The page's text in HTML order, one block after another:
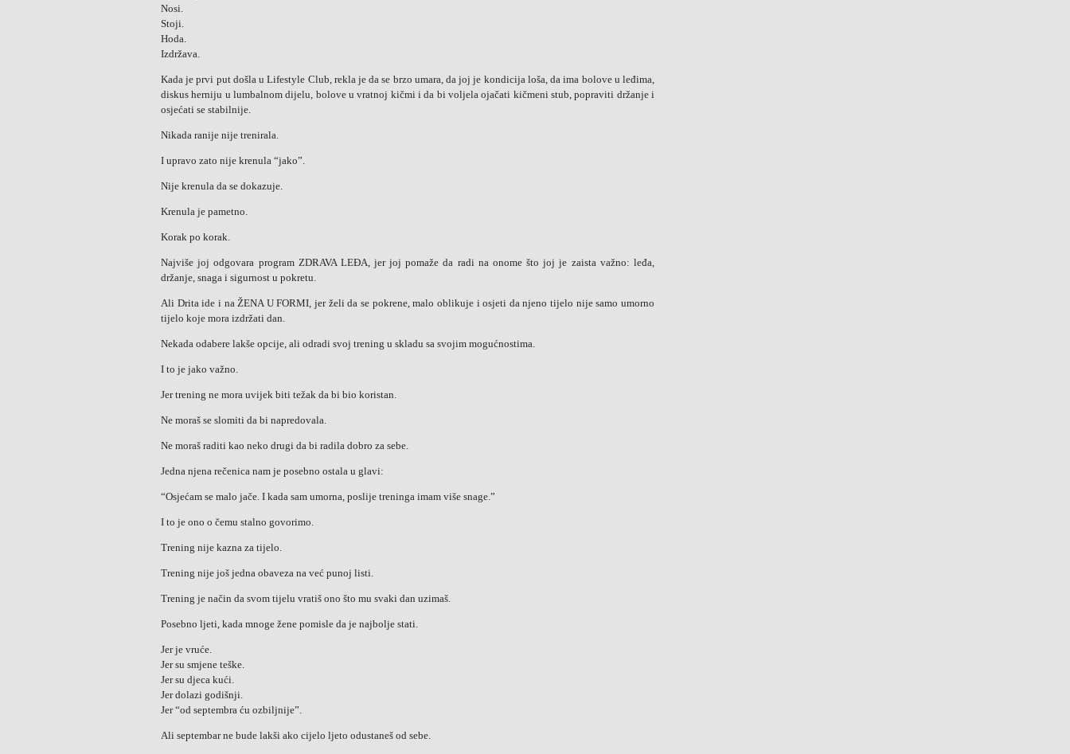
Nosi.
Stoji.
Hoda.
Izdržava.
Kada je prvi put došla u Lifestyle Club, rekla je da se brzo umara, da joj je kondicija loša, da ima bolove u leđima,
diskus herniju u lumbalnom dijelu, bolove u vratnoj kičmi i da bi voljela ojačati kičmeni stub, popraviti držanje i
osjećati se stabilnije.
Nikada ranije nije trenirala.
I upravo zato nije krenula “jako”.
Nije krenula da se dokazuje.
Krenula je pametno.
Korak po korak.
Najviše joj odgovara program ZDRAVA LEĐA, jer joj pomaže da radi na onome što joj je zaista važno: leđa,
držanje, snaga i sigurnost u pokretu.
Ali Drita ide i na ŽENA U FORMI, jer želi da se pokrene, malo oblikuje i osjeti da njeno tijelo nije samo umorno
tijelo koje mora izdržati dan.
Nekada odabere lakše opcije, ali odradi svoj trening u skladu sa svojim mogućnostima.
I to je jako važno.
Jer trening ne mora uvijek biti težak da bi bio koristan.
Ne moraš se slomiti da bi napredovala.
Ne moraš raditi kao neko drugi da bi radila dobro za sebe.
Jedna njena rečenica nam je posebno ostala u glavi:
“Osjećam se malo jače. I kada sam umorna, poslije treninga imam više snage.”
I to je ono o čemu stalno govorimo.
Trening nije kazna za tijelo.
Trening nije još jedna obaveza na već punoj listi.
Trening je način da svom tijelu vratiš ono što mu svaki dan uzimaš.
Posebno ljeti, kada mnoge žene pomisle da je najbolje stati.
Jer je vruće.
Jer su smjene teške.
Jer su djeca kući.
Jer dolazi godišnji.
Jer “od septembra ću ozbiljnije”.
Ali septembar ne bude lakši ako cijelo ljeto odustaneš od sebe.